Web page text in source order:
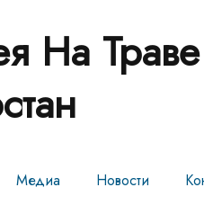
На Траве
Медиа Новости